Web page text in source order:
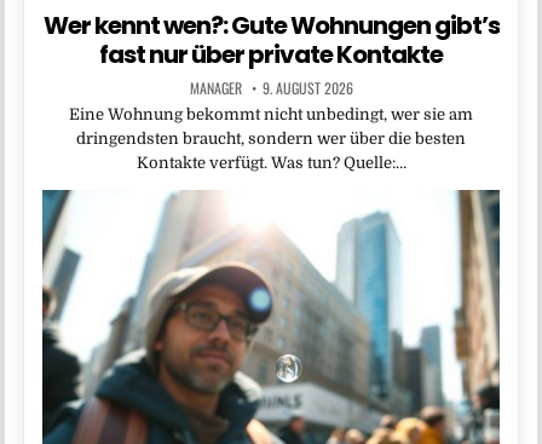
Wer kennt wen?: Gute Wohnungen gibt’s
fast nur über private Kontakte
MANAGER 9. AUGUST 2026
Eine Wohnung bekommt nicht unbedingt, wer sie am
dringendsten braucht, sondern wer über die besten
Kontakte verfügt. Was tun? Quelle:…